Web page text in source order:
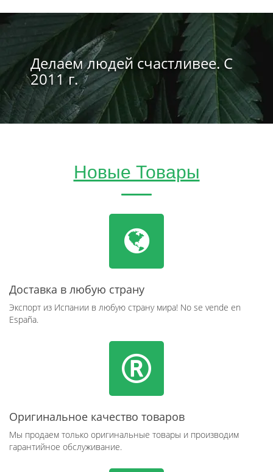
Делаем людей счастливее. С
2011 г.
Новые Товары
Доставка в любую страну
Экспорт из Испании в любую страну мира! No se vende en
España.
Оригинальное качество товаров
Мы продаем только оригинальные товары и производим
гарантийное обслуживание.